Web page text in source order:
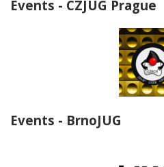
Events - CZJUG Prague
Events - BrnoJUG